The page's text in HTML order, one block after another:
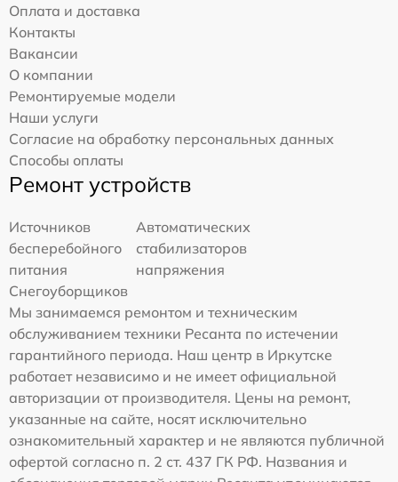
Оплата и доставка
Контакты
Вакансии
О компании
Ремонтируемые модели
Наши услуги
Согласие на обработку персональных данных
Способы оплаты
Ремонт устройств
Источников
бесперебойного
питания
Автоматических
стабилизаторов
напряжения
Снегоуборщиков
Мы занимаемся ремонтом и техническим
обслуживанием техники Ресанта по истечении
гарантийного периода. Наш центр в Иркутске
работает независимо и не имеет официальной
авторизации от производителя. Цены на ремонт,
указанные на сайте, носят исключительно
ознакомительный характер и не являются публичной
офертой согласно п. 2 ст. 437 ГК РФ. Названия и